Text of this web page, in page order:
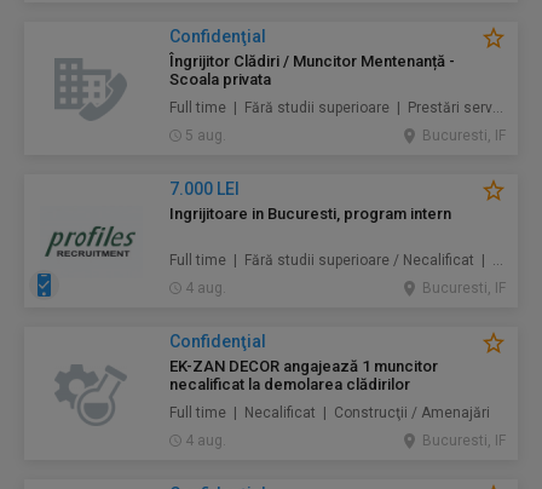
Confidenţial
Îngrijitor Clădiri / Muncitor Mentenanță -
Scoala privata
Full time | Fără studii superioare | Prestări servicii / Mentenanță / Instalații / Construcţii / Amenajări
5 aug.
Bucuresti, IF
7.000 LEI
Ingrijitoare in Bucuresti, program intern
Full time | Fără studii superioare / Necalificat | Au pair / Babysitter / Curăţenie / Prestări servicii
4 aug.
Bucuresti, IF
Confidenţial
EK-ZAN DECOR angajează 1 muncitor
necalificat la demolarea clădirilor
Full time | Necalificat | Construcţii / Amenajări
4 aug.
Bucuresti, IF